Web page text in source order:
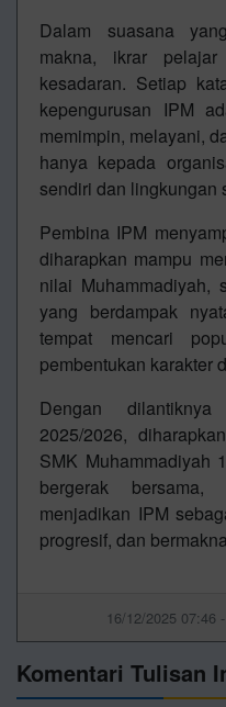
Dalam suasana
makna, ikrar
kesadaran. Setiap
kepengurusan IPM
memimpin, melayani,
hanya kepada
sendiri dan lingkungan
Pembina IPM
diharapkan mampu
nilai Muhammadiyah,
yang berdampak
tempat mencari
pembentukan karakter
Dengan
2025/2026,
SMK Muhammadiyah
bergerak bersama,
menjadikan IPM
progresif, dan
16/12/2025 07:46
Komentari Tulisan